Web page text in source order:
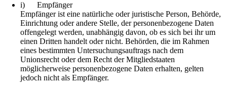
i) Empfänger
Empfänger ist eine natürliche oder juristische Person, Behörde,
Einrichtung oder andere Stelle, der personenbezogene Daten
offengelegt werden, unabhängig davon, ob es sich bei ihr um
einen Dritten handelt oder nicht. Behörden, die im Rahmen
eines bestimmten Untersuchungsauftrags nach dem
Unionsrecht oder dem Recht der Mitgliedstaaten
möglicherweise personenbezogene Daten erhalten, gelten
jedoch nicht als Empfänger.